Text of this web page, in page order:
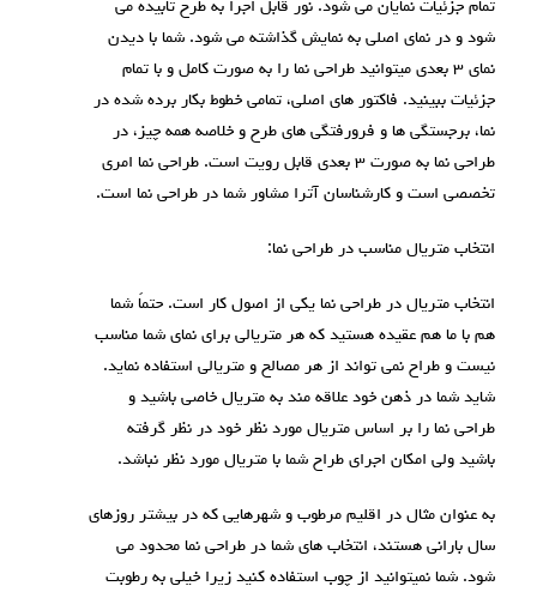
تمام جزئیات نمایان می شود. نور قابل اجرا به طرح تابیده می
شود و در نمای اصلی به نمایش گذاشته می شود. شما با دیدن
نمای ۳ بعدی میتوانید طراحی نما را به صورت کامل و با تمام
جزئیات ببینید. فاکتور های اصلی، تمامی خطوط بکار برده شده در
نما، برجستگی ها و فرورفتگی های طرح و خلاصه همه چیز، در
طراحی نما به صورت ۳ بعدی قابل رویت است. طراحی نما امری
تخصصی است و کارشناسان آترا مشاور شما در طراحی نما است.
انتخاب متریال مناسب در طراحی نما:
انتخاب متریال در طراحی نما یکی از اصول کار است. حتماً شما
هم با ما هم عقیده هستید که هر متریالی برای نمای شما مناسب
نیست و طراح نمی تواند از هر مصالح و متریالی استفاده نماید.
شاید شما در ذهن خود علاقه مند به متریال خاصی باشید و
طراحی نما را بر اساس متریال مورد نظر خود در نظر گرفته
باشید ولی امکان اجرای طراح شما با متریال مورد نظر نباشد.
به عنوان مثال در اقلیم مرطوب و شهرهایی که در بیشتر روزهای
سال بارانی هستند، انتخاب های شما در طراحی نما محدود می
شود. شما نمیتوانید از چوب استفاده کنید زیرا خیلی به رطوبت